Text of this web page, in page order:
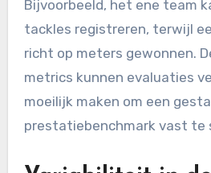
uit wedstrijdverslagen. Deze